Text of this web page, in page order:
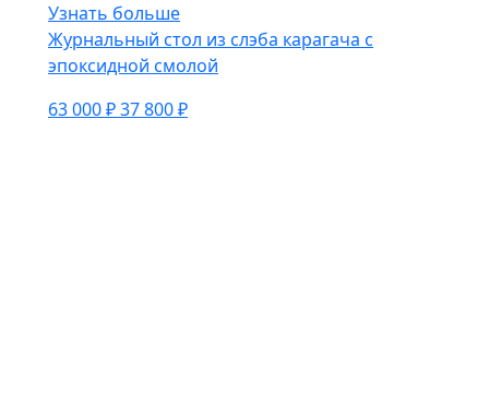
Узнать больше
Журнальный стол из слэба карагача с
эпоксидной смолой
63 000 ₽37 800 ₽